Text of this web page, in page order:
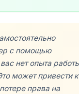
с помощью
нет опыта
может привести к
права на